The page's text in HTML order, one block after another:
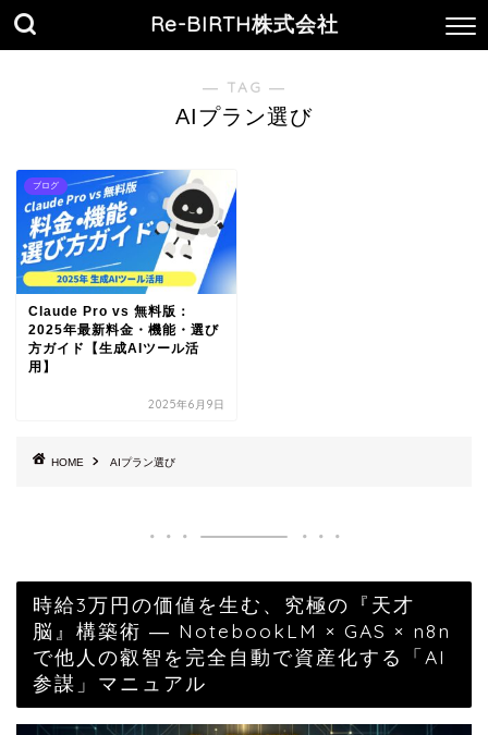
Re-BIRTH株式会社
― TAG ―
AIプラン選び
ブログ
Claude Pro vs 無料版：
2025年最新料金・機能・選び
方ガイド【生成AIツール活
用】
2025年6月9日
HOME AIプラン選び
時給3万円の価値を生む、究極の『天才
脳』構築術 ― NotebookLM × GAS × n8n
で他人の叡智を完全自動で資産化する「AI
参謀」マニュアル